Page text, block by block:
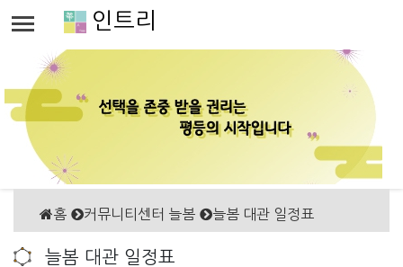
인트리
홈 커뮤니티센터 늘봄 늘봄 대관 일정표
늘봄 대관 일정표